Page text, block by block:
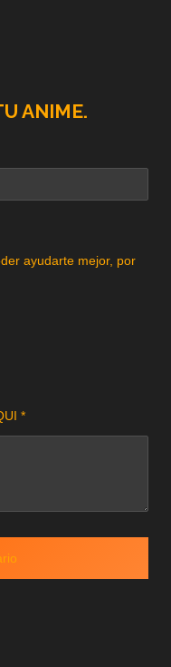
ANIME.
ayudarte mejor, por
*